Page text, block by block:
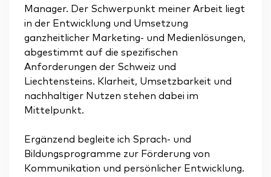
Manager. Der Schwerpunkt meiner Arbeit liegt
in der Entwicklung und Umsetzung
ganzheitlicher Marketing- und Medienlösungen,
abgestimmt auf die spezifischen
Anforderungen der Schweiz und
Liechtensteins. Klarheit, Umsetzbarkeit und
nachhaltiger Nutzen stehen dabei im
Mittelpunkt.
Ergänzend begleite ich Sprach- und
Bildungsprogramme zur Förderung von
Kommunikation und persönlicher Entwicklung.